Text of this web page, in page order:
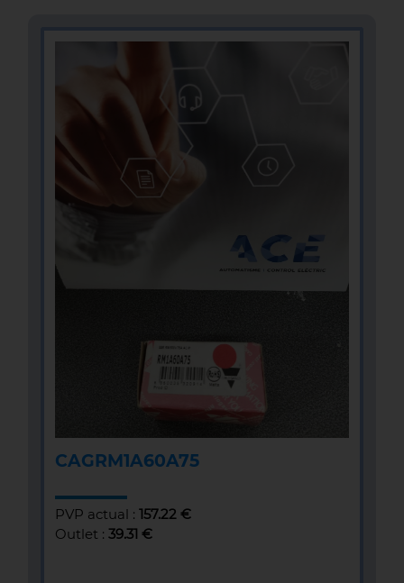
CAGRM1A60A75
PVP actual : 157.22 €
Outlet : 39.31 €